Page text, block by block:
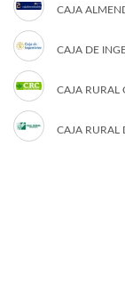
CAJA
CAJA DE
CAJA RURAL
CAJA RURAL